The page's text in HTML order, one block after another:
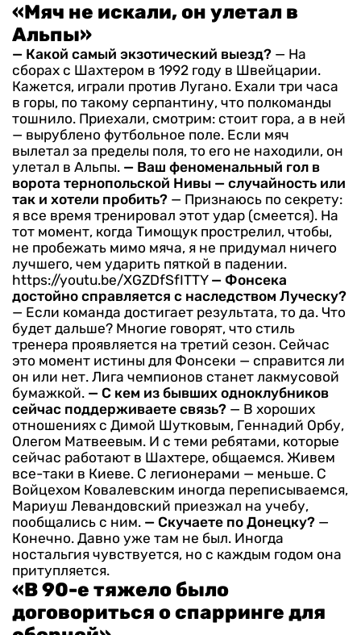
«Мяч не искали, он улетал в
Альпы»
— Какой самый экзотический выезд? — На
сборах с Шахтером в 1992 году в Швейцарии.
Кажется, играли против Лугано. Ехали три часа
в горы, по такому серпантину, что полкоманды
тошнило. Приехали, смотрим: стоит гора, а в ней
— вырублено футбольное поле. Если мяч
вылетал за пределы поля, то его не находили, он
улетал в Альпы. — Ваш феноменальный гол в
ворота тернопольской Нивы — случайность или
так и хотели пробить? — Признаюсь по секрету:
я все время тренировал этот удар (смеется). На
тот момент, когда Тимощук прострелил, чтобы,
не пробежать мимо мяча, я не придумал ничего
лучшего, чем ударить пяткой в падении.
https://youtu.be/XGZDfSfITTY — Фонсека
достойно справляется с наследством Луческу?
— Если команда достигает результата, то да. Что
будет дальше? Многие говорят, что стиль
тренера проявляется на третий сезон. Сейчас
это момент истины для Фонсеки — справится ли
он или нет. Лига чемпионов станет лакмусовой
бумажкой. — С кем из бывших одноклубников
сейчас поддерживаете связь? — В хороших
отношениях с Димой Шутковым, Геннадий Орбу,
Олегом Матвеевым. И с теми ребятами, которые
сейчас работают в Шахтере, общаемся. Живем
все-таки в Киеве. С легионерами — меньше. С
Войцехом Ковалевским иногда переписываемся,
Мариуш Левандовский приезжал на учебу,
пообщались с ним. — Скучаете по Донецку? —
Конечно. Давно уже там не был. Иногда
ностальгия чувствуется, но с каждым годом она
притупляется.
«В 90-е тяжело было
договориться о спарринге для